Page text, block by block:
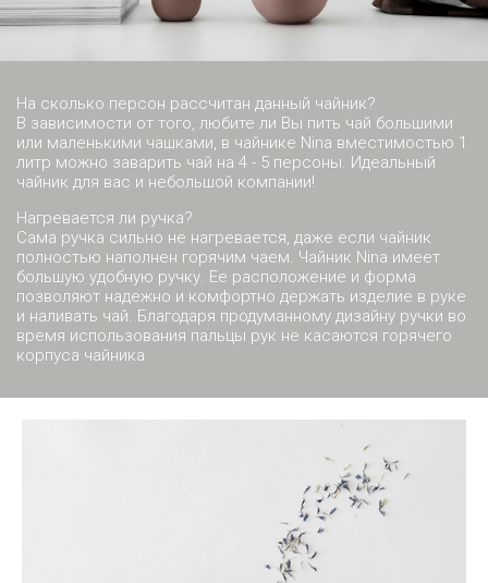
На сколько персон рассчитан данный чайник?
В зависимости от того, любите ли Вы пить чай большими
или маленькими чашками, в чайнике Nina вместимостью 1
литр можно заварить чай на 4 - 5 персоны. Идеальный
чайник для вас и небольшой компании!
Нагревается ли ручка?
Сама ручка сильно не нагревается, даже если чайник
полностью наполнен горячим чаем. Чайник Nina имеет
большую удобную ручку. Ее расположение и форма
позволяют надежно и комфортно держать изделие в руке
и наливать чай. Благодаря продуманному дизайну ручки во
время использования пальцы рук не касаются горячего
корпуса чайника.